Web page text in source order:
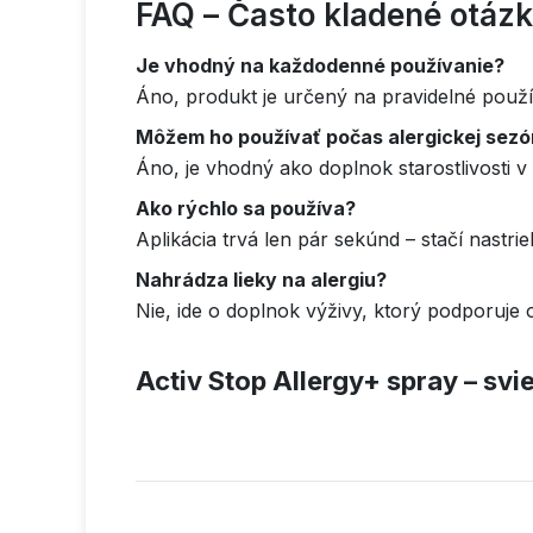
FAQ – Často kladené
Je vhodný na každodenné používanie?
Áno, produkt je určený na pravidelné
Môžem ho používať počas alergickej
Áno, je vhodný ako doplnok starostlivosti
Ako rýchlo sa používa?
Aplikácia trvá len pár sekúnd – stačí
Nahrádza lieky na alergiu?
Nie, ide o doplnok výživy, ktorý podporuje
Activ Stop Allergy+ spray –